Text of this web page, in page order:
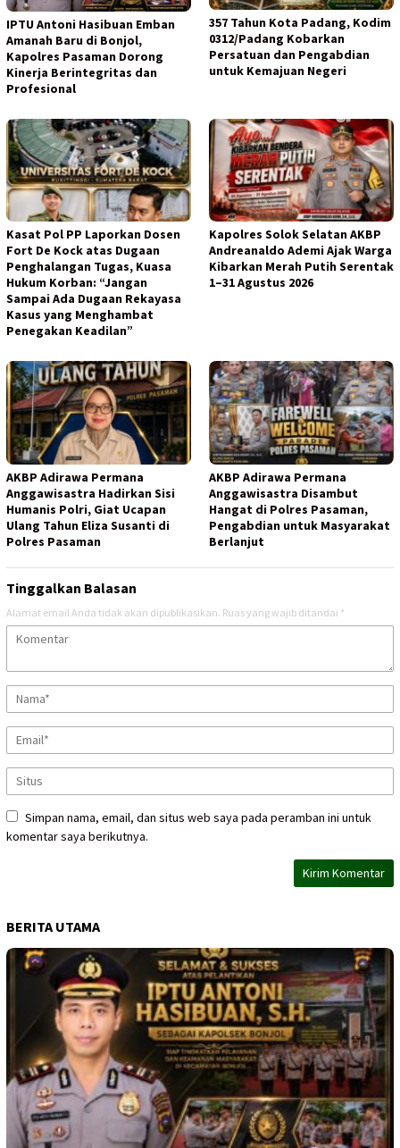
IPTU Antoni Hasibuan Emban
Amanah Baru di Bonjol,
Kapolres Pasaman Dorong
Kinerja Berintegritas dan
Profesional
357 Tahun Kota Padang, Kodim
0312/Padang Kobarkan
Persatuan dan Pengabdian
untuk Kemajuan Negeri
Kasat Pol PP Laporkan Dosen
Fort De Kock atas Dugaan
Penghalangan Tugas, Kuasa
Hukum Korban: “Jangan
Sampai Ada Dugaan Rekayasa
Kasus yang Menghambat
Penegakan Keadilan”
Kapolres Solok Selatan AKBP
Andreanaldo Ademi Ajak Warga
Kibarkan Merah Putih Serentak
1–31 Agustus 2026
AKBP Adirawa Permana
Anggawisastra Hadirkan Sisi
Humanis Polri, Giat Ucapan
Ulang Tahun Eliza Susanti di
Polres Pasaman
AKBP Adirawa Permana
Anggawisastra Disambut
Hangat di Polres Pasaman,
Pengabdian untuk Masyarakat
Berlanjut
Tinggalkan Balasan
Alamat email Anda tidak akan dipublikasikan. Ruas yang wajib ditandai *
Simpan nama, email, dan situs web saya pada peramban ini untuk
komentar saya berikutnya.
BERITA UTAMA